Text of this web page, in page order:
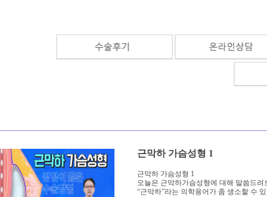
근막하 가슴성형 1
근막하 가슴성형 1
오늘은 근막하가슴성형에 대해 말씀드려
“근막하”라는 의학용어가 좀 생소할 수